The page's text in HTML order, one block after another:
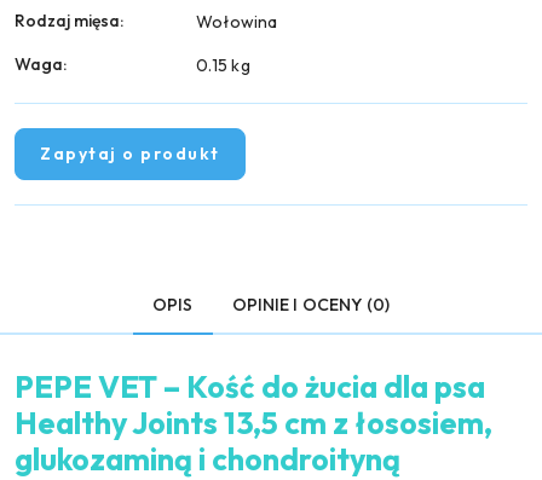
Rodzaj mięsa:
Wołowina
Waga:
0.15 kg
Zapytaj o produkt
OPIS OPINIE I OCENY (0)
PEPE VET – Kość do żucia dla psa
Healthy Joints 13,5 cm z łososiem,
glukozaminą i chondroityną